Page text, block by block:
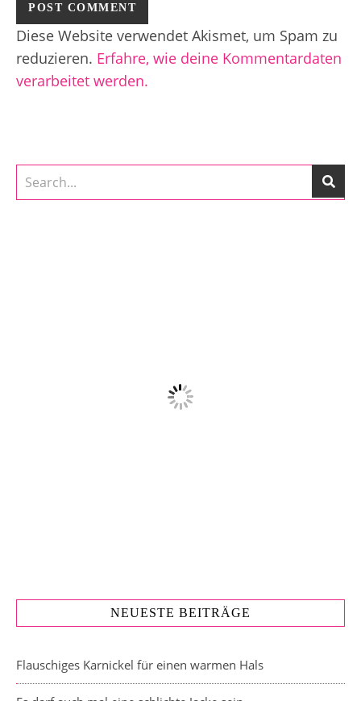
Diese Website verwendet Akismet, um Spam zu
reduzieren. Erfahre, wie deine Kommentardaten
verarbeitet werden.
NEUESTE BEITRÄGE
Flauschiges Karnickel für einen warmen Hals